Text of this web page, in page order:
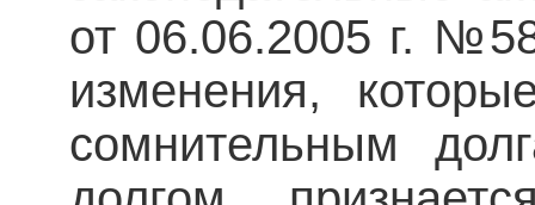
от 06.06.2005 г.
изменения,
сомнительным